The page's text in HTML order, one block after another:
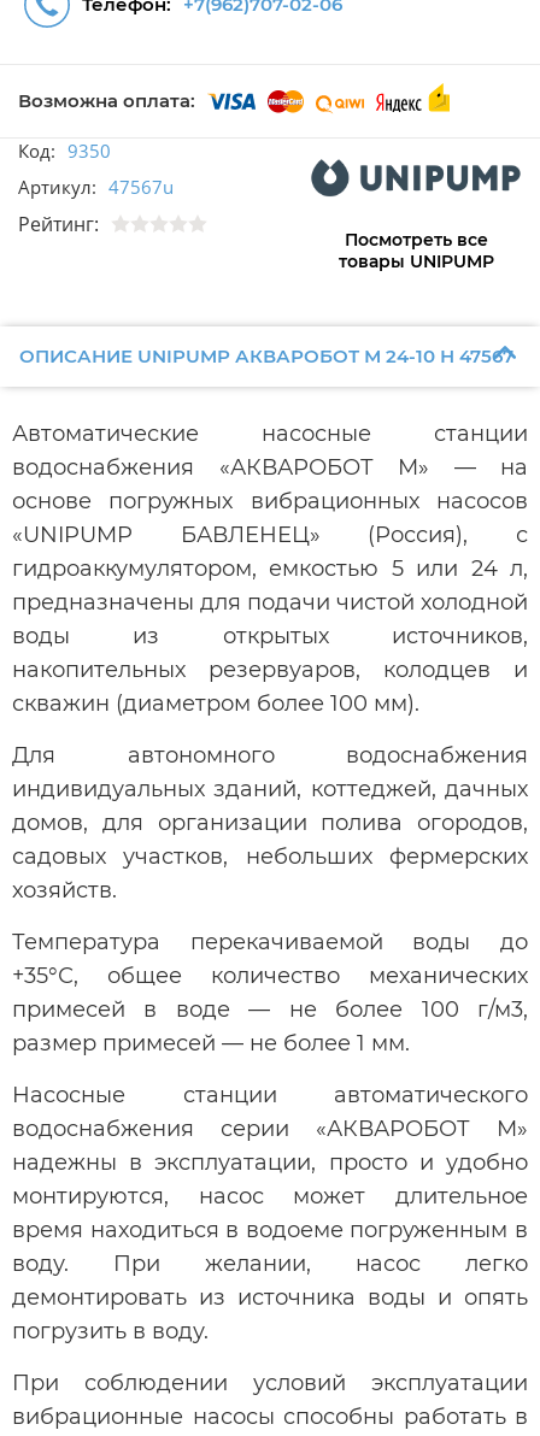
Телефон: +7(962)707-02-06
Возможна оплата:
Код: 9350
Артикул: 47567u
Рейтинг:
Посмотреть все
товары UNIPUMP
ОПИСАНИЕ UNIPUMP АКВАРОБОТ М 24-10 Н 47567
Автоматические насосные станции
водоснабжения «АКВАРОБОТ М» — на
основе погружных вибрационных насосов
«UNIPUMP БАВЛЕНЕЦ» (Россия), с
гидроаккумулятором, емкостью 5 или 24 л,
предназначены для подачи чистой холодной
воды из открытых источников,
накопительных резервуаров, колодцев и
скважин (диаметром более 100 мм).
Для автономного водоснабжения
индивидуальных зданий, коттеджей, дачных
домов, для организации полива огородов,
садовых участков, небольших фермерских
хозяйств.
Температура перекачиваемой воды до
+35°С, общее количество механических
примесей в воде — не более 100 г/м3,
размер примесей — не более 1 мм.
Насосные станции автоматического
водоснабжения серии «АКВАРОБОТ М»
надежны в эксплуатации, просто и удобно
монтируются, насос может длительное
время находиться в водоеме погруженным в
воду. При желании, насос легко
демонтировать из источника воды и опять
погрузить в воду.
При соблюдении условий эксплуатации
вибрационные насосы способны работать в